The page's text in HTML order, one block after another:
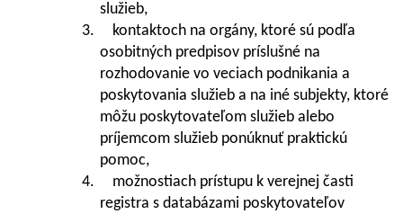
služieb,
3. kontaktoch na orgány, ktoré sú podľa
osobitných predpisov príslušné na
rozhodovanie vo veciach podnikania a
poskytovania služieb a na iné subjekty, ktoré
môžu poskytovateľom služieb alebo
príjemcom služieb ponúknuť praktickú
pomoc,
4. možnostiach prístupu k verejnej časti
registra s databázami poskytovateľov